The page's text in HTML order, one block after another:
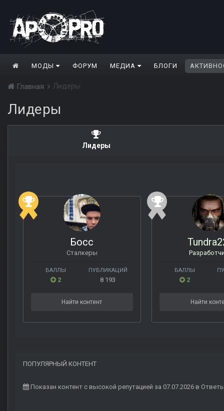
МОДЫ ФОРУМ МЕДИА БЛОГИ
Главная Лидеры
Лидеры
Лидеры
Босс
Сталкеры
БАЛЛЫ
2
ПУБЛИКАЦИЙ
8 193
Найти контент
БАЛЛЫ
2
Найти
ПОПУЛЯРНЫЙ КОНТЕНТ
Показан контент с высокой репутацией за 07.07.2026 в